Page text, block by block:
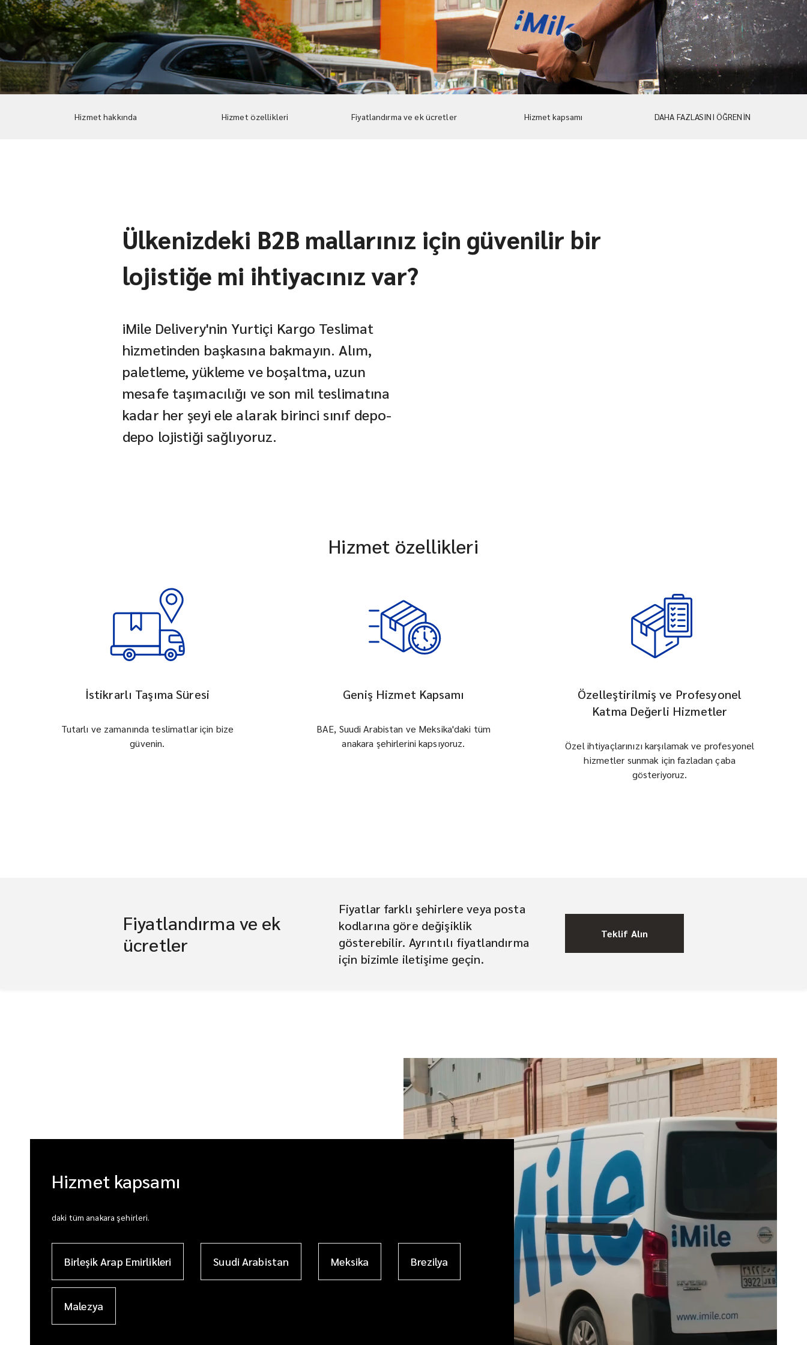
Hizmet hakkında Hizmet özellikleri Fiyatlandırma ve ek ücretler Hizmet kapsamı DAHA FAZLASINI ÖĞRENİN
Ülkenizdeki B2B mallarınız için güvenilir bir
lojistiğe mi ihtiyacınız var?
iMile Delivery'nin Yurtiçi Kargo Teslimat
hizmetinden başkasına bakmayın. Alım,
paletleme, yükleme ve boşaltma, uzun
mesafe taşımacılığı ve son mil teslimatına
kadar her şeyi ele alarak birinci sınıf depo-
depo lojistiği sağlıyoruz.
Hizmet özellikleri
İstikrarlı Taşıma Süresi
Tutarlı ve zamanında teslimatlar için bize
güvenin.
Geniş Hizmet Kapsamı
BAE, Suudi Arabistan ve Meksika'daki tüm
anakara şehirlerini kapsıyoruz.
Özelleştirilmiş ve Profesyonel
Katma Değerli Hizmetler
Özel ihtiyaçlarınızı karşılamak ve profesyonel
hizmetler sunmak için fazladan çaba
gösteriyoruz.
Fiyatlandırma ve ek
ücretler
Fiyatlar farklı şehirlere veya posta
kodlarına göre değişiklik
gösterebilir. Ayrıntılı fiyatlandırma
için bizimle iletişime geçin.
Teklif Alın
Hizmet kapsamı
daki tüm anakara şehirleri.
Birleşik Arap Emirlikleri Suudi Arabistan Meksika Brezilya
Malezya